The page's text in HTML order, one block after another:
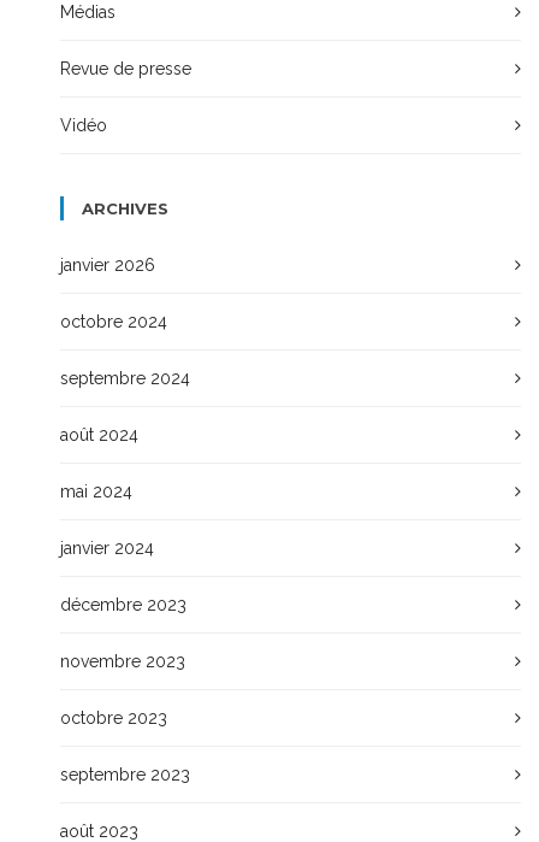
Médias
Revue de presse
Vidéo
ARCHIVES
janvier 2026
octobre 2024
septembre 2024
août 2024
mai 2024
janvier 2024
décembre 2023
novembre 2023
octobre 2023
septembre 2023
août 2023